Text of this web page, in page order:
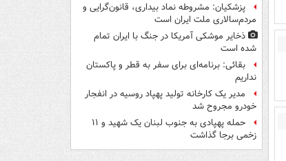
پزشکیان: مشروطه نماد بیداری، قانون‌گرایی و
مردم‌سالاری ملت ایران است
ذخایر موشکی آمریکا در جنگ با ایران تمام
شده است
بقائی: برنامه‌ای برای سفر به قطر و پاکستان
نداریم
مدیر یک کارخانه تولید پهپاد روسیه در انفجار
خودرو مجروح شد
حمله پهپادی به جنوب لبنان یک شهید و ۱۱
زخمی برجا گذاشت